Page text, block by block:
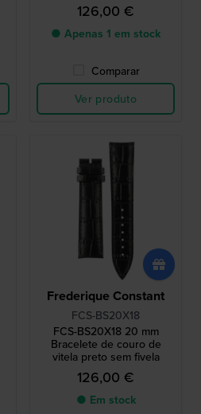
126,00 €
● Apenas 1 em stock
Comparar
Ver produto
Frederique Constant
FCS-BS20X18
FCS-BS20X18 20 mm
Bracelete de couro de
vitela preto sem fivela
126,00 €
● Em stock